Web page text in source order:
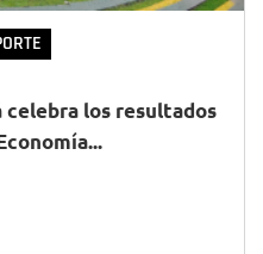
celebra los resultados